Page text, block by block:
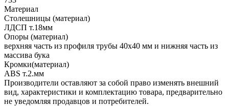
Материал
Столешницы (материал)
ЛДСП т.18мм
Опоры (материал)
верхняя часть из профиля трубы 40х40 мм и нижняя часть из
массива бука
Кромки(материал)
ABS т.2.мм
Производители оставляют за собой право изменять внешний
вид, характеристики и комплектацию товара, предварительно
не уведомляя продавцов и потребителей.